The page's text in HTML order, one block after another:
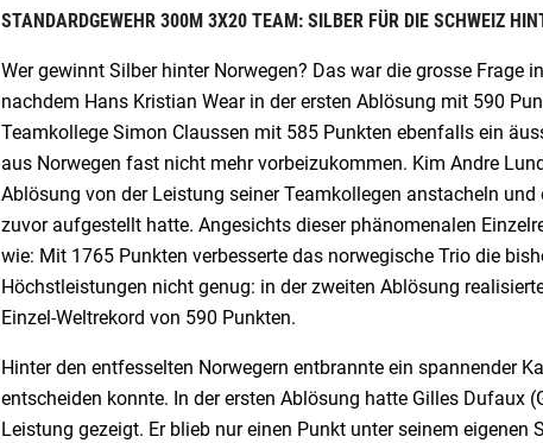
STANDARDGEWEHR 300M 3X20 TEAM: SILBER FÜR DIE SCHWEIZ
Wer gewinnt Silber hinter Norwegen? Das war die grosse Frage
nachdem Hans Kristian Wear in der ersten Ablösung mit 590
Teamkollege Simon Claussen mit 585 Punkten ebenfalls ein
aus Norwegen fast nicht mehr vorbeizukommen. Kim Andre
Ablösung von der Leistung seiner Teamkollegen anstacheln
zuvor aufgestellt hatte. Angesichts dieser phänomenalen
wie: Mit 1765 Punkten verbesserte das norwegische Trio die
Höchstleistungen nicht genug: in der zweiten Ablösung
Einzel-Weltrekord von 590 Punkten.
Hinter den entfesselten Norwegern entbrannte ein spannender
entscheiden konnte. In der ersten Ablösung hatte Gilles Dufaux
Leistung gezeigt. Er blieb nur einen Punkt unter seinem